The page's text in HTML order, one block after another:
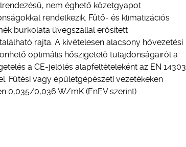
nem éghető kőzetgyapot
rendelkezik. Fűtő- és klimatizációs
burkolata üvegszállal erősített
rajta. A kivételesen alacsony hővezetési
optimális hőszigetelő tulajdonságairól a
a CE-jelölés alapfeltételeként az EN 14303
Fűtési vagy épületgépészeti vezetékeken
0,035/0,036 W/mK (EnEV szerint).